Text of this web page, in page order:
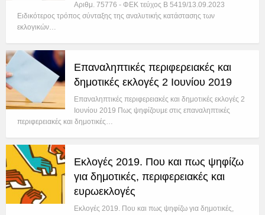
Αριθμ. 75776 - ΦΕΚ τεύχος Β 5419/13.09.2023
Ειδικότερος τρόπος σύνταξης της αναλυτικής κατάστασης των
εκλογικών…
Επαναληπτικές περιφερειακές και
δημοτικές εκλογές 2 Ιουνίου 2019
Επαναληπτικές περιφερειακές και δημοτικές εκλογές 2
Ιουνίου 2019 Πως ψηφίζουμε στις επαναληπτικές
περιφερειακές και δημοτικές…
Εκλογές 2019. Που και πως ψηφίζω
για δημοτικές, περιφερειακές και
ευρωεκλογές
Εκλογές 2019. Που και πως ψηφίζω για δημοτικές,